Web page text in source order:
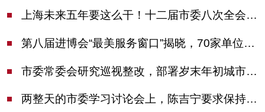
上海未来五年要这么干！十二届市委八次全会审议通过上海“十五五”规划建议
第八届进博会“最美服务窗口”揭晓，70家单位诠释“上海服务”温度
市委常委会研究巡视整改，部署岁末年初城市安全工作
两整天的市委学习讨论会上，陈吉宁要求保持战略定力始终坚定信心善于科学应对